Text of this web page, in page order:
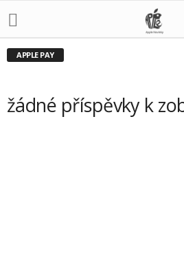
APPLE PAY
žádné příspěvky k